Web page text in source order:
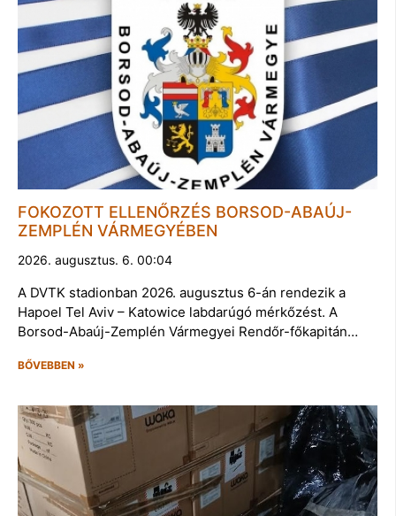
FOKOZOTT ELLENŐRZÉS BORSOD-ABAÚJ-
ZEMPLÉN VÁRMEGYÉBEN
2026. augusztus. 6. 00:04
A DVTK stadionban 2026. augusztus 6-án rendezik a
Hapoel Tel Aviv – Katowice labdarúgó mérkőzést. A
Borsod-Abaúj-Zemplén Vármegyei Rendőr-főkapitán…
BŐVEBBEN »